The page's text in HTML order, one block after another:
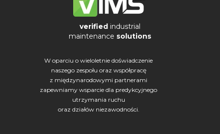
verified industrial
maintenance solutions
W oparciu o wieloletnie doświadczenie
naszego zespołu oraz współpracę
z międzynarodowymi partnerami
zapewniamy wsparcie dla predykcyjnego
utrzymania ruchu
oraz działów niezawodności.